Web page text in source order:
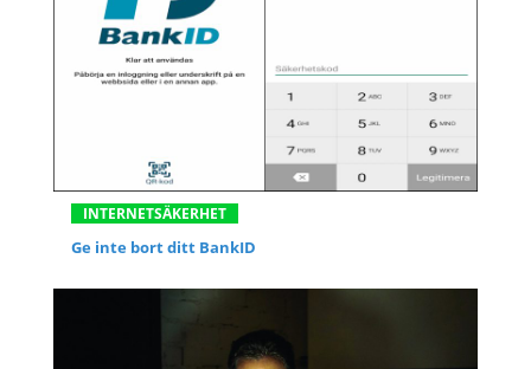
INTERNETSÄKERHET
Ge inte bort ditt BankID